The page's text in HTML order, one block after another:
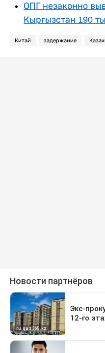
ОПГ незаконно
Кыргызстан 190
Китай задержание